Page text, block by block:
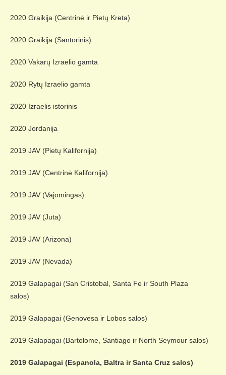
2020 Graikija (Centrinė ir Pietų Kreta)
2020 Graikija (Santorinis)
2020 Vakarų Izraelio gamta
2020 Rytų Izraelio gamta
2020 Izraelis istorinis
2020 Jordanija
2019 JAV (Pietų Kalifornija)
2019 JAV (Centrinė Kalifornija)
2019 JAV (Vajomingas)
2019 JAV (Juta)
2019 JAV (Arizona)
2019 JAV (Nevada)
2019 Galapagai (San Cristobal, Santa Fe ir South Plaza
salos)
2019 Galapagai (Genovesa ir Lobos salos)
2019 Galapagai (Bartolome, Santiago ir North Seymour salos)
2019 Galapagai (Espanola, Baltra ir Santa Cruz salos)